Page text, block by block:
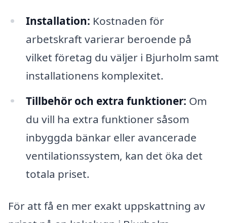
Installation: Kostnaden för
arbetskraft varierar beroende på
vilket företag du väljer i Bjurholm samt
installationens komplexitet.
Tillbehör och extra funktioner: Om
du vill ha extra funktioner såsom
inbyggda bänkar eller avancerade
ventilationssystem, kan det öka det
totala priset.
För att få en mer exakt uppskattning av